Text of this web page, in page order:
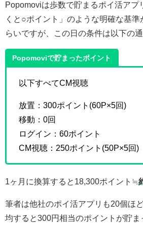
Popomoviは歩数で貯まるポイ活アプ
くと○ポイント」のような明確な基
らいですが、この日の条件は以下の通
Popomoviで貯まったポイント
以下すべてCM視聴
放置：300ポイント(60P×5回)
移動：0回
ログイン：60ポイント
CM視聴：250ポイント(50P×5回)
1ヶ月に換算すると18,300ポイント≒
筆者は他社のポイ活アプリも20個ほ
均すると300円相当のポイントが貯ま